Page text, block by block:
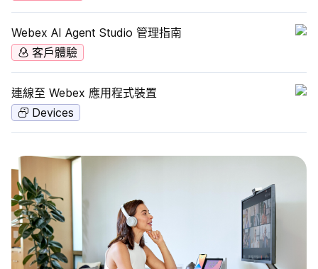
Webex AI Agent Studio 管理指南
客戶體驗
連線至 Webex 應用程式裝置
Devices